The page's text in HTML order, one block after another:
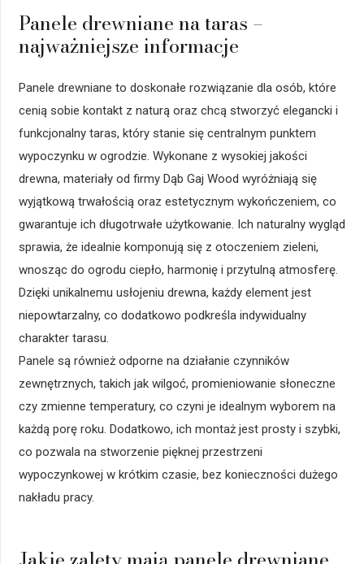
Panele drewniane na taras –
najważniejsze informacje
Panele drewniane to doskonałe rozwiązanie dla osób, które
cenią sobie kontakt z naturą oraz chcą stworzyć elegancki i
funkcjonalny taras, który stanie się centralnym punktem
wypoczynku w ogrodzie. Wykonane z wysokiej jakości
drewna, materiały od firmy Dąb Gaj Wood wyróżniają się
wyjątkową trwałością oraz estetycznym wykończeniem, co
gwarantuje ich długotrwałe użytkowanie. Ich naturalny wygląd
sprawia, że idealnie komponują się z otoczeniem zieleni,
wnosząc do ogrodu ciepło, harmonię i przytulną atmosferę.
Dzięki unikalnemu usłojeniu drewna, każdy element jest
niepowtarzalny, co dodatkowo podkreśla indywidualny
charakter tarasu.
Panele są również odporne na działanie czynników
zewnętrznych, takich jak wilgoć, promieniowanie słoneczne
czy zmienne temperatury, co czyni je idealnym wyborem na
każdą porę roku. Dodatkowo, ich montaż jest prosty i szybki,
co pozwala na stworzenie pięknej przestrzeni
wypoczynkowej w krótkim czasie, bez konieczności dużego
nakładu pracy.